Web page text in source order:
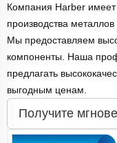
Компания Harber
производства
Мы предоставляем
компоненты. Наша
предлагать
выгодным ценам.
Получите